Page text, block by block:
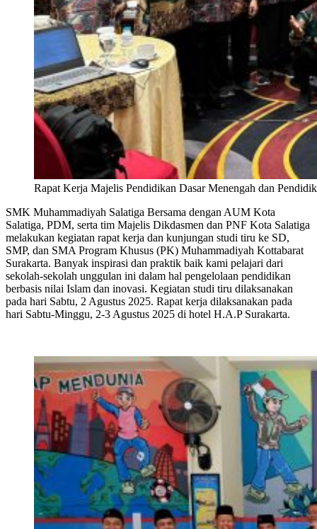
Rapat Kerja Majelis Pendidikan Dasar Menengah dan
SMK Muhammadiyah Salatiga Bersama dengan AUM Kota
Salatiga, PDM, serta tim Majelis Dikdasmen dan PNF Kota Salatiga
melakukan kegiatan rapat kerja dan kunjungan studi tiru ke SD,
SMP, dan SMA Program Khusus (PK) Muhammadiyah Kottabarat
Surakarta. Banyak inspirasi dan praktik baik kami pelajari dari
sekolah-sekolah unggulan ini dalam hal pengelolaan pendidikan
berbasis nilai Islam dan inovasi. Kegiatan studi tiru dilaksanakan
pada hari Sabtu, 2 Agustus 2025. Rapat kerja dilaksanakan pada
hari Sabtu-Minggu, 2-3 Agustus 2025 di hotel H.A.P Surakarta.